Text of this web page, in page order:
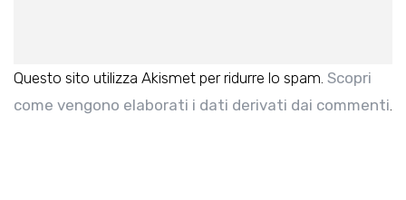
Questo sito utilizza Akismet per ridurre lo spam. Scopri
come vengono elaborati i dati derivati dai commenti.